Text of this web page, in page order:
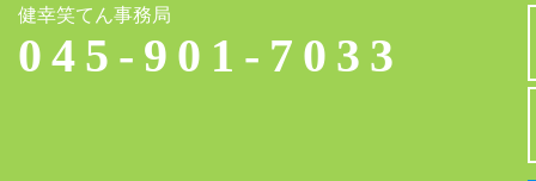
健幸笑てん事務局
045-901-7033